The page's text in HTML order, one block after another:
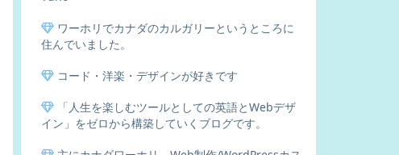
ワーホリでカナダのカルガリーというところに
住んでいました。
コード・洋楽・デザインが好きです
「人生を楽しむツールとしての英語とWebデザ
イン」をゼロから構築していくブログです。